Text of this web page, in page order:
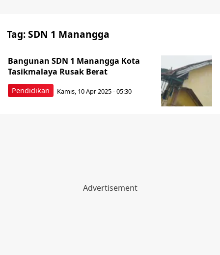
Tag:SDN 1 Manangga
Pendidikan
Bangunan SDN 1 Manangga Kota
Tasikmalaya Rusak Berat
Kamis, 10 Apr 2025 - 05:30